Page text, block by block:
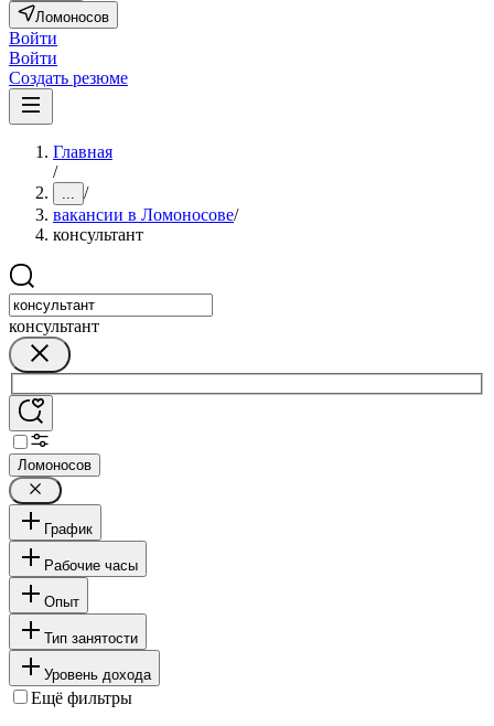
Ломоносов
Войти
Войти
Создать резюме
Главная
/
... /
вакансии в Ломоносове/
консультант
консультант
Ломоносов
График
Рабочие часы
Опыт
Тип занятости
Уровень дохода
Ещё фильтры